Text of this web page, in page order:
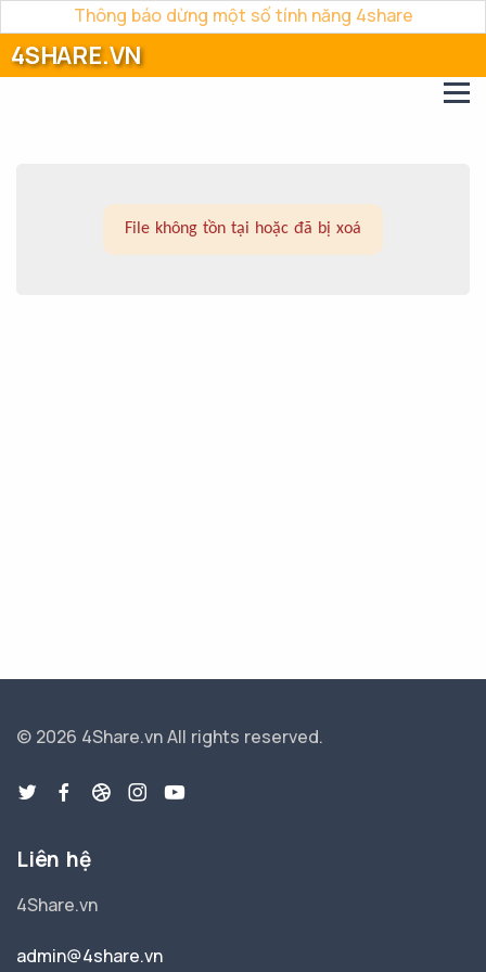
Thông báo dừng một số tính năng 4share
4SHARE.VN
File không tồn tại hoặc đã bị xoá
© 2026 4Share.vnAll rights reserved.
Liên hệ
4Share.vn
admin@4share.vn